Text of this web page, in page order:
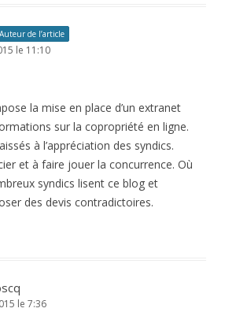
Auteur de l’article
le 11:10
la mise en place d’un extranet
sur la copropriété en ligne.
à l’appréciation des syndics.
et à faire jouer la concurrence. Où
syndics lisent ce blog et
des devis contradictoires.
le 7:36